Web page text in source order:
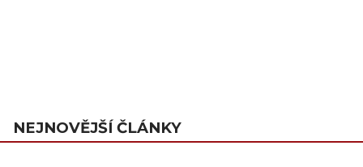
NEJNOVĚJŠÍ ČLÁNKY